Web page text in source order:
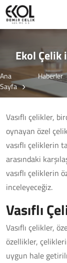
Ekol Çelik
Ana
Sayfa
Haberler
Vasıflı çelikler,
oynayan özel
vasıflı çeliklerin
arasındaki
vasıflı çeliklerin
inceleyeceğiz.
Vasıflı
Vasıflı çelikler,
özellikler,
uygun hale